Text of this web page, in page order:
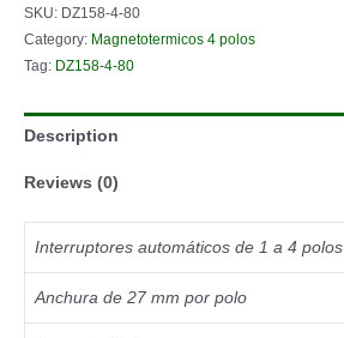
10kA
SKU: DZ158-4-80
Category: Magnetotermicos 4 polos
Tag: DZ158-4-80
Description
Reviews (0)
Interruptores automáticos de 1 a 4 polos
Anchura de 27 mm por polo